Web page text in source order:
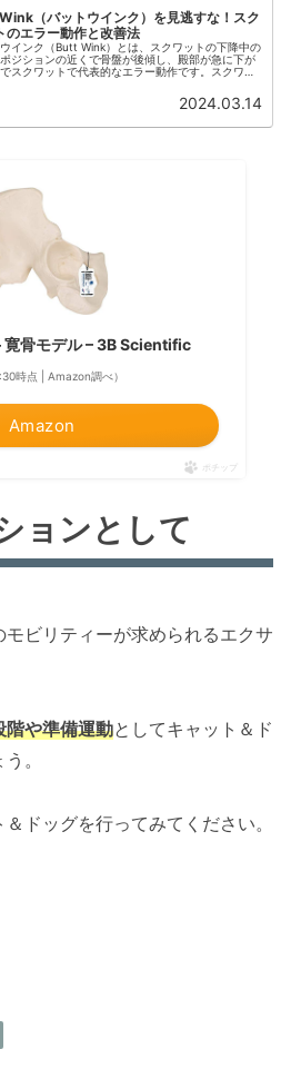
（バットウインク）を見逃すな！スク
のエラー動作と改善法
インク（Butt Wink）とは、スクワットの下降中の
ジションの近くで骨盤が後傾し、殿部が急に下が
スクワットで代表的なエラー動作です。スクワッ
び方をしていると考えられます。股関節のモビリテ
、体幹のスタビリティ低下が原因で発生することが
2024.03.14
寛骨モデル – 3B Scientific
時点 | Amazon調べ）
Amazon
ポチップ
ョンとして
モビリティーが求められるエクサ
階や準備運動としてキャット＆ド
。
ドッグを行ってみてください。